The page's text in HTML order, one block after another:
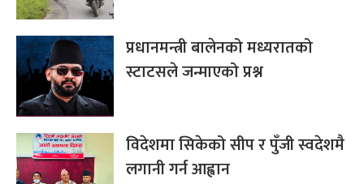
प्रधानमन्त्री बालेनको मध्यरातको
स्टाटसले जन्माएको प्रश्न
विदेशमा सिकेको सीप र पुँजी स्वदेशमै
लगानी गर्न आह्वान